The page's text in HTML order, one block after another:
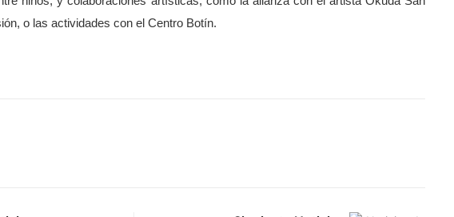
o las actividades con el Centro Botín.